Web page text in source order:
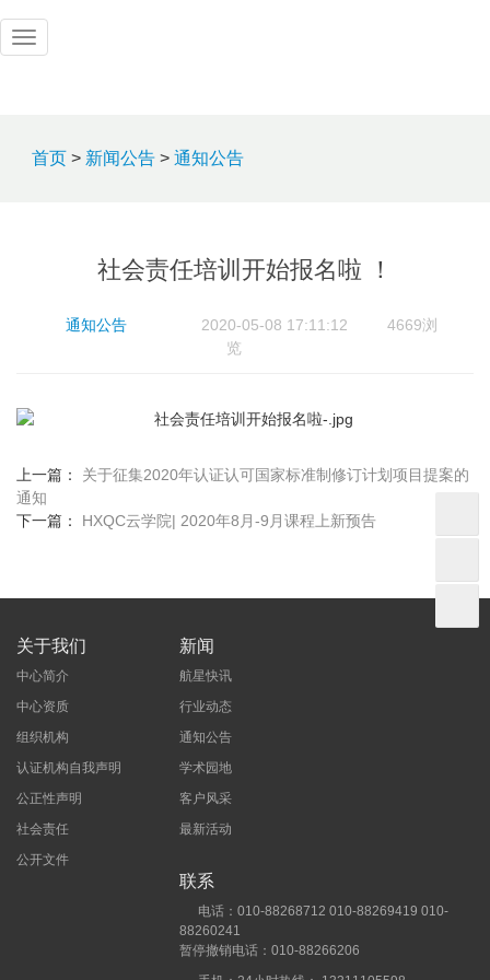
首页 > 新闻公告 > 通知公告
社会责任培训开始报名啦 ！
通知公告 2020-05-08 17:11:12
4669浏
览
上一篇： 关于征集2020年认证认可国家标准制修订计划项目提案的
通知
下一篇： HXQC云学院| 2020年8月-9月课程上新预告
关于我们
中心简介
中心资质
组织机构
认证机构自我声明
公正性声明
社会责任
公开文件
新闻
航星快讯
行业动态
通知公告
学术园地
客户风采
最新活动
联系
电话：010-88268712 010-88269419 010-
88260241
暂停撤销电话：010-88266206